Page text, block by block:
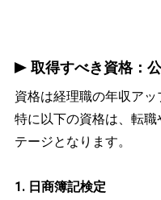
取得すべき資格：
資格は経理職の年収アッ
特に以下の資格は、転
テージとなります。
1. 日商簿記検定